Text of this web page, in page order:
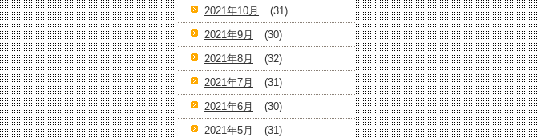
2021年10月
(31)
2021年9月
(30)
2021年8月
(32)
2021年7月
(31)
2021年6月
(30)
2021年5月
(31)